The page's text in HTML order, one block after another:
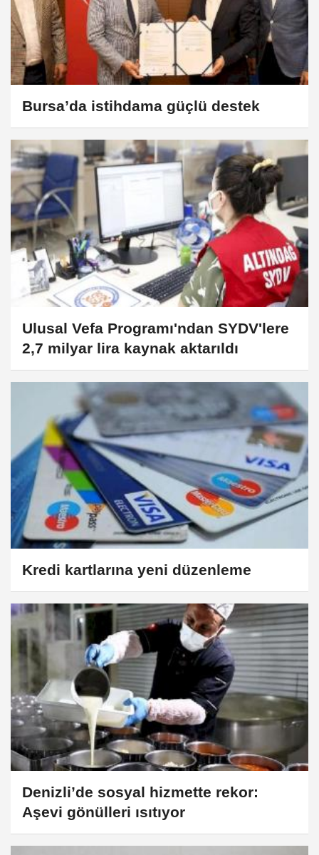
Bursa’da istihdama güçlü destek
Ulusal Vefa Programı'ndan SYDV'lere
2,7 milyar lira kaynak aktarıldı
Kredi kartlarına yeni düzenleme
Denizli’de sosyal hizmette rekor:
Aşevi gönülleri ısıtıyor